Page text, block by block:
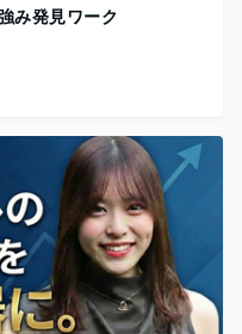
み発見ワーク